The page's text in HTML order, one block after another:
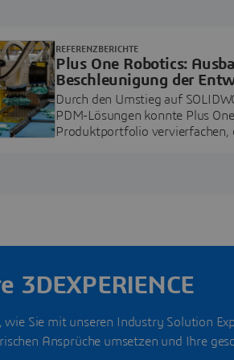
Plus One Robotics:
Beschleunigung der
Robotiklösungen für die
Durch den Umstieg auf
PDM-Lösungen konnte Plus
Produktportfolio vervierfachen,
REFERENZBERICHTE
3DEXPERIENCE
wie Sie mit unseren Industry Solution
Ansprüche umsetzen und Ihre